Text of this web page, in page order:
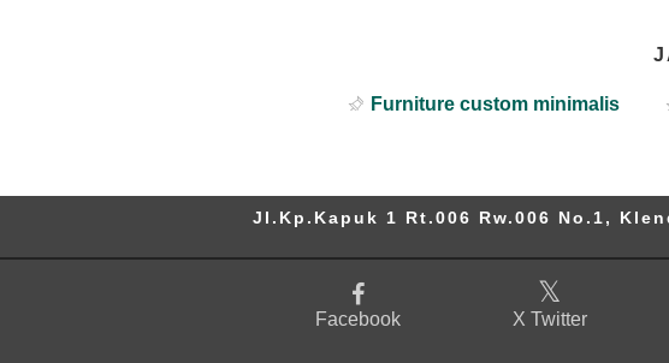
Furniture custom minimalis
Jl.Kp.Kapuk 1 Rt.006 Rw.006 No.1,
Facebook X Twitter